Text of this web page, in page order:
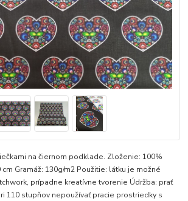
na čiernom podklade. Zloženie: 100%
Gramáž: 130g/m2 Použitie: látku je možné
prípadne kreatívne tvorenie Údržba: prať
110 stupňov nepoužívať pracie prostriedky s